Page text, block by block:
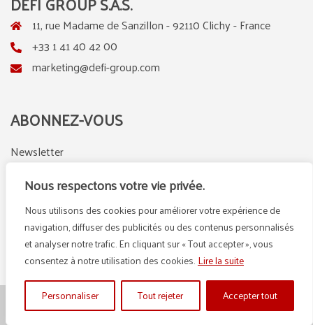
Nous respectons votre vie privée.
Nous utilisons des cookies pour améliorer votre expérience de
navigation, diffuser des publicités ou des contenus personnalisés
et analyser notre trafic. En cliquant sur « Tout accepter », vous
consentez à notre utilisation des cookies.Lire la suite
Personnaliser
Tout rejeter Accepter tout
11, rue Madame de Sanzillon - 92110 Clichy - France
+33 1 41 40 42 00
marketing@defi-group.com
ABONNEZ-VOUS
Newsletter
LinkedIn
Instagram
© {2025} DEFI GROUP